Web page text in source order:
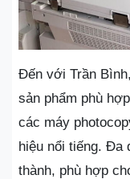
Đến với Trần
sản phẩm phù
các máy
hiệu nổi tiếng. Đa
thành, phù hợp